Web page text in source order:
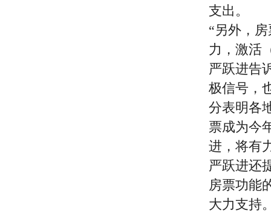
支出。
“另外，
力，激活
严跃进告
极信号，
分表明各
票成为今
进，将有
严跃进还
房票功能
大力支持